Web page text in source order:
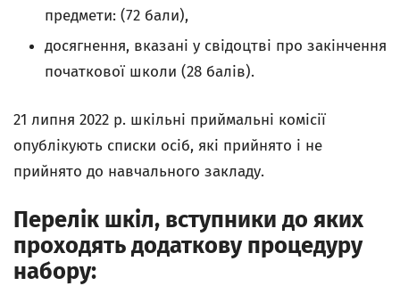
предмети: (72 бали),
досягнення, вказані у свідоцтві про закінчення
початкової школи (28 балів).
21 липня 2022 р. шкільні приймальні комісії
опублікують списки осіб, які прийнято і не
прийнято до навчального закладу.
Перелік шкіл, вступники до яких
проходять додаткову процедуру
набору: